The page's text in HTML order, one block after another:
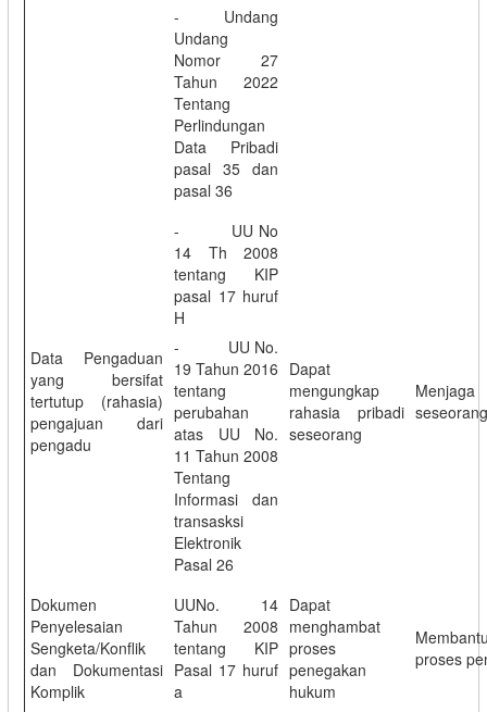
- Undang
Undang
Nomor 27
Tahun 2022
Tentang
Perlindungan
Data Pribadi
pasal 35 dan
pasal 36
Data Pengaduan
yang bersifat
tertutup (rahasia)
pengajuan dari
pengadu
- UU No
14 Th 2008
tentang KIP
pasal 17 huruf
H
- UU No.
19 Tahun 2016
tentang
perubahan
atas UU No.
11 Tahun 2008
Tentang
Informasi dan
transasksi
Elektronik
Pasal 26
Dapat
mengungkap
rahasia pribadi
seseorang
Menjaga
seseorang
Dokumen
Penyelesaian
Sengketa/Konflik
dan Dokumentasi
Komplik
UUNo. 14
Tahun 2008
tentang KIP
Pasal 17 huruf
a
Dapat
menghambat
proses
penegakan
hukum
proses